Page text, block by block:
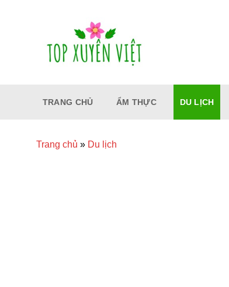
TRANG CHỦ ẨM THỰC DU LỊCH
Trang chủ » Du lịch